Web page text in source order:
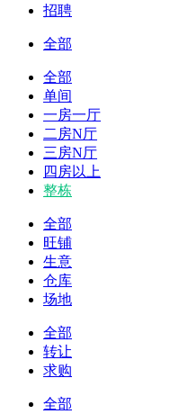
招聘
全部
全部
单间
一房一厅
二房N厅
三房N厅
四房以上
整栋
全部
旺铺
生意
仓库
场地
全部
转让
求购
全部